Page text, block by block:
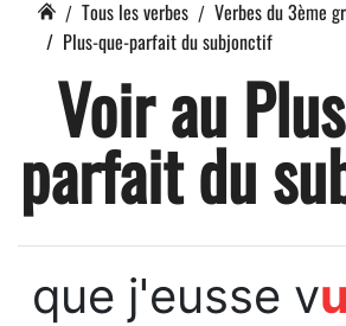
Tous les verbes Verbes du 3ème
Plus-que-parfait du subjonctif
Voir au
parfait du
que j'eusse vu